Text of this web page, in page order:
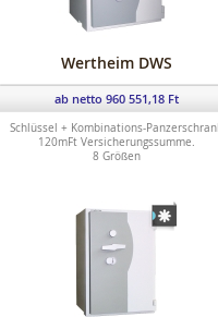
Wertheim DWS
ab netto 960 551,18 Ft
Schlüssel + Kombinations-
120mFt Versicherungssumme.
8 Größen